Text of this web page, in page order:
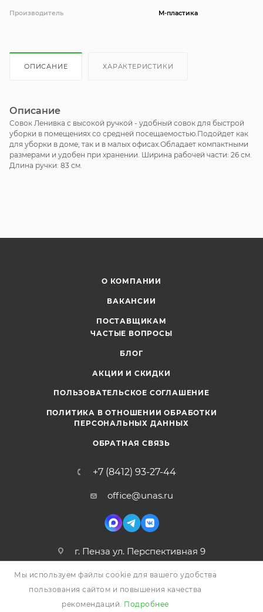
Производитель М-пластика
ОПИСАНИЕ ХАРАКТЕРИСТИКИ
Описание
Совок Ленивка с высокой ручкой - удобный совок для быстрой
уборки в помещениях со средней посещаемостью.Подойдет как
для уборки в доме, так и в малых офисах.Обладает компактными
размерами и удобен при хранении. Ширина рабочей части: 26 см.
Длина ручки: 83 см.
О КОМПАНИИ
ВАКАНСИИ
ПОСТАВЩИКАМ
ЧАСТЫЕ ВОПРОСЫ
БЛОГ
АКЦИИ И СКИДКИ
ПОЛЬЗОВАТЕЛЬСКОЕ СОГЛАШЕНИЕ
ПОЛИТИКА В ОТНОШЕНИИ ОБРАБОТКИ
ПЕРСОНАЛЬНЫХ ДАННЫХ
ОБРАТНАЯ СВЯЗЬ
+7 (8412) 93-27-44
office@unas.ru
г. Пенза ул. Перспективная 9
Мы используем файлы cookie для вашего удобства
пользования сайтом и повышения качества
рекомендаций. Подробнее